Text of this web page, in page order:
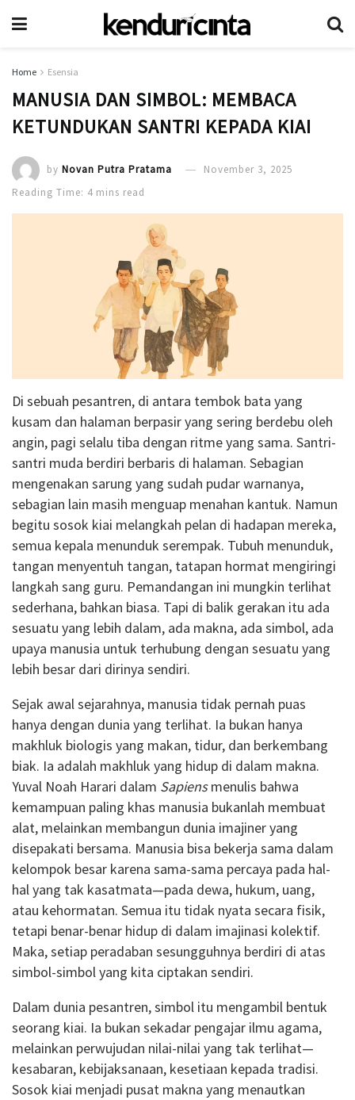
Home Esensia
MANUSIA DAN SIMBOL: MEMBACA
KETUNDUKAN SANTRI KEPADA KIAI
by Novan Putra Pratama
November 3, 2025
Reading Time: 4 mins read
Di sebuah pesantren, di antara tembok bata yang
kusam dan halaman berpasir yang sering berdebu oleh
angin, pagi selalu tiba dengan ritme yang sama. Santri-
santri muda berdiri berbaris di halaman. Sebagian
mengenakan sarung yang sudah pudar warnanya,
sebagian lain masih menguap menahan kantuk. Namun
begitu sosok kiai melangkah pelan di hadapan mereka,
semua kepala menunduk serempak. Tubuh menunduk,
tangan menyentuh tangan, tatapan hormat mengiringi
langkah sang guru. Pemandangan ini mungkin terlihat
sederhana, bahkan biasa. Tapi di balik gerakan itu ada
sesuatu yang lebih dalam, ada makna, ada simbol, ada
upaya manusia untuk terhubung dengan sesuatu yang
lebih besar dari dirinya sendiri.
Sejak awal sejarahnya, manusia tidak pernah puas
hanya dengan dunia yang terlihat. Ia bukan hanya
makhluk biologis yang makan, tidur, dan berkembang
biak. Ia adalah makhluk yang hidup di dalam makna.
Yuval Noah Harari dalam Sapiensmenulis bahwa
kemampuan paling khas manusia bukanlah membuat
alat, melainkan membangun dunia imajiner yang
disepakati bersama. Manusia bisa bekerja sama dalam
kelompok besar karena sama-sama percaya pada hal-
hal yang tak kasatmata—pada dewa, hukum, uang,
atau kehormatan. Semua itu tidak nyata secara fisik,
tetapi benar-benar hidup di dalam imajinasi kolektif.
Maka, setiap peradaban sesungguhnya berdiri di atas
simbol-simbol yang kita ciptakan sendiri.
Dalam dunia pesantren, simbol itu mengambil bentuk
seorang kiai. Ia bukan sekadar pengajar ilmu agama,
melainkan perwujudan nilai-nilai yang tak terlihat—
kesabaran, kebijaksanaan, kesetiaan kepada tradisi.
Sosok kiai menjadi pusat makna yang menautkan